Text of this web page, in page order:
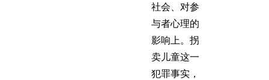
社会、对参
与者心理的
影响上。拐
卖儿童这一
犯罪事实，